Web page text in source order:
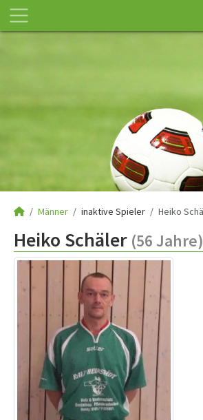
Männer inaktive Spieler Heiko
Heiko Schäler (56 Jahre)